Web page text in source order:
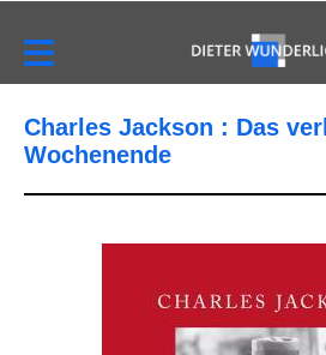
Charles Jackson : Das
Wochenende